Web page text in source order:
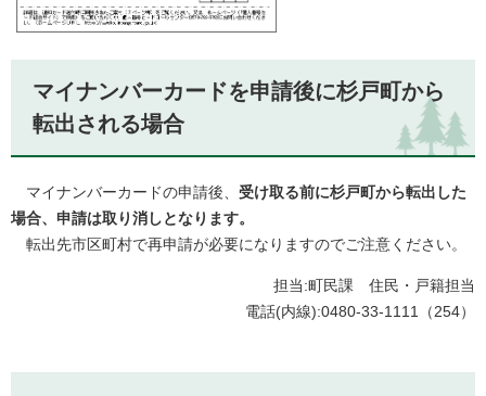
マイナンバーカードを申請後に杉戸町から
転出される場合
マイナンバーカードの申請後、 受け取る前に杉戸町から転出した
場合、申請は取り消しとなります。
転出先市区町村で再申請が必要になりますのでご注意ください。
担当:町民課 住民・戸籍担当
電話(内線):0480-33-1111（254）